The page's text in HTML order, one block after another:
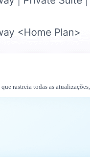
rastreia todas as